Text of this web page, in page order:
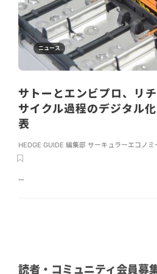
ニュース
サトーとエンビプロ、リ
サイクル過程のデジタル
表
HEDGE GUIDE 編集部 サーキュラーエコノミ
...
読者・コミュニティ会員募